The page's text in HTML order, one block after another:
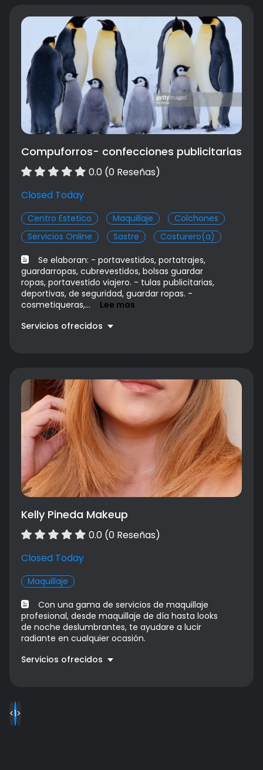
Compuforros- confecciones publicitarias
0.0 (0 Reseñas)
Closed Today
Centro Estetico Maquillaje
Colchones
Servicios Online
Sastre
Costurero(a)
Se elaboran: - portavestidos, portatrajes,
guardarropas, cubrevestidos, bolsas guardar
ropas, portavestido viajero. - tulas publicitarias,
deportivas, de seguridad, guardar ropas. -
cosmetiqueras,...
Lee mas
Servicios ofrecidos
Kelly Pineda Makeup
0.0 (0 Reseñas)
Closed Today
Maquillaje
Con una gama de servicios de maquillaje
profesional, desde maquillaje de día hasta looks
de noche deslumbrantes, te ayudare a lucir
radiante en cualquier ocasión.
Servicios ofrecidos
<1>